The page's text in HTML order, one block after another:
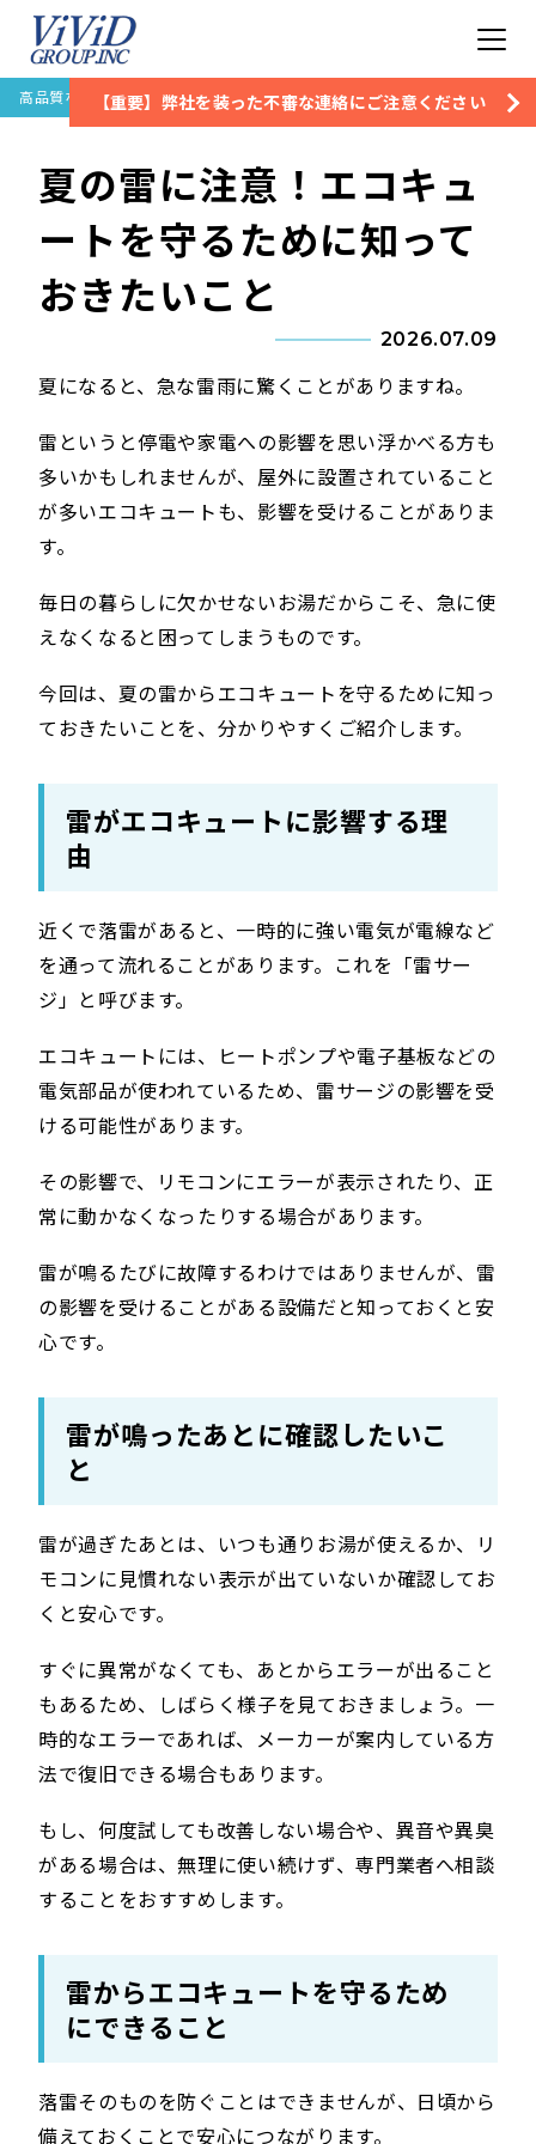
【重要】弊社を装った不審な連絡にご注意ください
高品質な住宅設備保証なら株式会社ビビッドグループお知らせ夏の雷に注
夏の雷に注意！エコキュ
ートを守るために知って
おきたいこと
2026.07.09
夏になると、急な雷雨に驚くことがありますね。
雷というと停電や家電への影響を思い浮かべる方も
多いかもしれませんが、屋外に設置されていること
が多いエコキュートも、影響を受けることがありま
す。
毎日の暮らしに欠かせないお湯だからこそ、急に使
えなくなると困ってしまうものです。
今回は、夏の雷からエコキュートを守るために知っ
ておきたいことを、分かりやすくご紹介します。
雷がエコキュートに影響する理
由
近くで落雷があると、一時的に強い電気が電線など
を通って流れることがあります。これを「雷サー
ジ」と呼びます。
エコキュートには、ヒートポンプや電子基板などの
電気部品が使われているため、雷サージの影響を受
ける可能性があります。
その影響で、リモコンにエラーが表示されたり、正
常に動かなくなったりする場合があります。
雷が鳴るたびに故障するわけではありませんが、雷
の影響を受けることがある設備だと知っておくと安
心です。
雷が鳴ったあとに確認したいこ
と
雷が過ぎたあとは、いつも通りお湯が使えるか、リ
モコンに見慣れない表示が出ていないか確認してお
くと安心です。
すぐに異常がなくても、あとからエラーが出ること
もあるため、しばらく様子を見ておきましょう。一
時的なエラーであれば、メーカーが案内している方
法で復旧できる場合もあります。
もし、何度試しても改善しない場合や、異音や異臭
がある場合は、無理に使い続けず、専門業者へ相談
することをおすすめします。
雷からエコキュートを守るため
にできること
落雷そのものを防ぐことはできませんが、日頃から
備えておくことで安心につながります。